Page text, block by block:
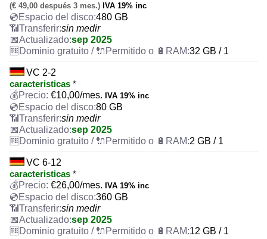
(€ 49,00 después 3 mes.) IVA 19% inc
480 GB
sin medir
sep 2025
32 GB / 1
VC 2-2
caracteristicas *
€10,00/mes. IVA 19% inc
80 GB
sin medir
sep 2025
2 GB / 1
VC 6-12
caracteristicas *
€26,00/mes. IVA 19% inc
360 GB
sin medir
sep 2025
12 GB / 1